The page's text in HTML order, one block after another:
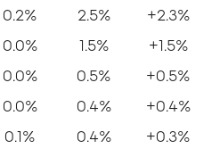
0.2% 2.5%
+2.3%
0.0% 1.5%
+1.5%
0.0% 0.5%
+0.5%
0.0% 0.4%
+0.4%
0.1% 0.4%
+0.3%